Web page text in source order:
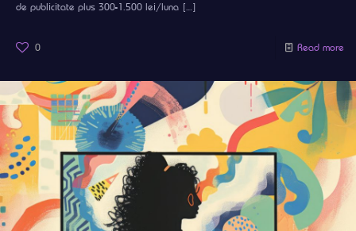
de publicitate plus 300-1.500 lei/luna […]
0 Read more